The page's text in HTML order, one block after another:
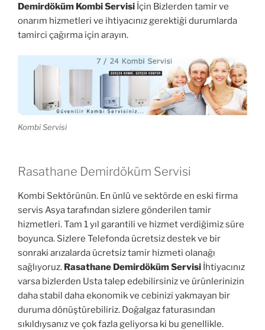
Demirdöküm Kombi Servisi İçin Bizlerden tamir ve
onarım hizmetleri ve ihtiyacınız gerektiği durumlarda
tamirci çağırma için arayın.
Kombi Servisi
Rasathane Demirdöküm Servisi
Kombi Sektörünün. En ünlü ve sektörde en eski firma
servis Asya tarafından sizlere gönderilen tamir
hizmetleri. Tam 1 yıl garantili ve hizmet verdiğimiz süre
boyunca. Sizlere Telefonda ücretsiz destek ve bir
sonraki arızalarda ücretsiz tamir hizmeti olanağı
sağlıyoruz. Rasathane Demirdöküm Servisi İhtiyacınız
varsa bizlerden Usta talep edebilirsiniz ve ürünlerinizin
daha stabil daha ekonomik ve cebinizi yakmayan bir
duruma dönüştürebiliriz. Doğalgaz faturasından
sıkıldıysanız ve çok fazla geliyorsa ki bu genellikle.